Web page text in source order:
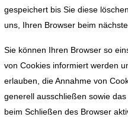
gespeichert bis Sie diese
uns, Ihren Browser beim
Sie können Ihren Browser so
von Cookies informiert werden
erlauben, die Annahme von
generell ausschließen sowie
beim Schließen des Browser